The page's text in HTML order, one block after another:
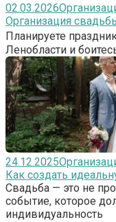
02.03.2026
Организация
Планируете
Ленобласти и
24.12.2025
Как создать
Свадьба — это не
событие, которое
индивидуальность